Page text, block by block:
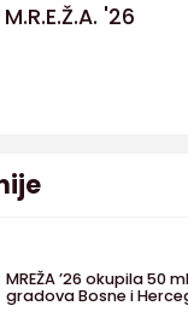
'26
MREŽA ’26 okupila 50
gradova Bosne i